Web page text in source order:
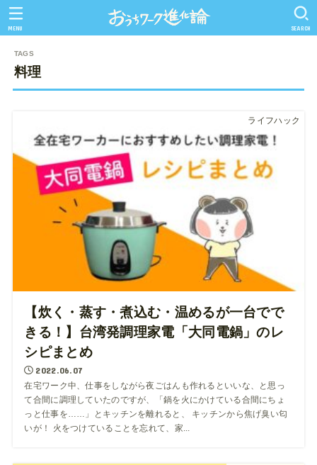
SEARCH
MENU
料理
ライフハック
【炊く・蒸す・煮込む・温めるが一台でで
きる！】台湾発調理家電「大同電鍋」のレ
シピまとめ
2022.06.07
在宅ワーク中、仕事をしながら夜ごはんも作れるといいな、と思っ
て合間に調理していたのですが、「鍋を火にかけている合間にちょ
っと仕事を……」とキッチンを離れると、 キッチンから焦げ臭い匂
いが！ 火をつけていることを忘れて、家...